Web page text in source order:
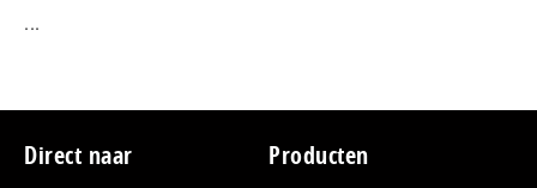
...
Footer
Direct naar Producten